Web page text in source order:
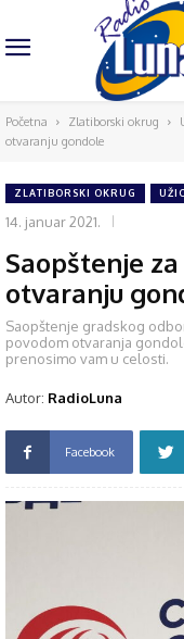
Početna Zlatiborski okrug
otvaranju gondole
ZLATIBORSKI OKRUG
14. januar 2021.
Saopštenje
otvaranju
Saopštenje gradskog
povodom otvaranja
prenosimo vam u celosti.
Autor: RadioLuna
Facebook